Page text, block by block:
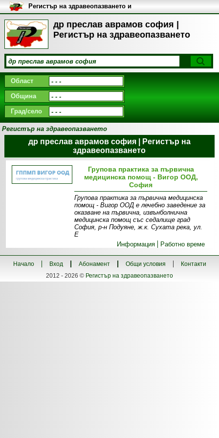
др преслав аврамов софия |
Регистър на здравеопазването
Регистър на здравеопазването и
медицинските заведения в
България
Област
Община
Град/село
Регистър на здравеопазването
др преслав аврамов софия | Регистър на
здравеопазването
Групова практика за първична
медицинска помощ - Вигор ООД,
София
Групова практика за първична медицинска
помощ - Вигор ООД е лечебно заведение за
оказване на първична, извънболнична
медицинска помощ със седалище град
София, р-н Подуяне, ж.к. Сухата река, ул.
Е
Информация
Работно време
Начало Вход Абонамент Общи условия
Контакти
2012 - 2026 © Регистър на здравеопазването